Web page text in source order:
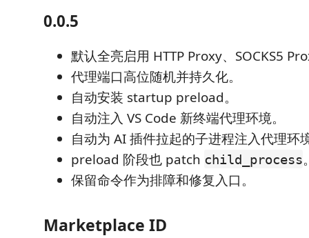
0.0.5
默认全亮启用 HTTP Proxy、SOCKS5
代理端口高位随机并持久化。
自动安装 startup preload。
自动注入 VS Code 新终端代理环境。
自动为 AI 插件拉起的子进程注入代理环
preload 阶段也 patch child_process
保留命令作为排障和修复入口。
Marketplace ID